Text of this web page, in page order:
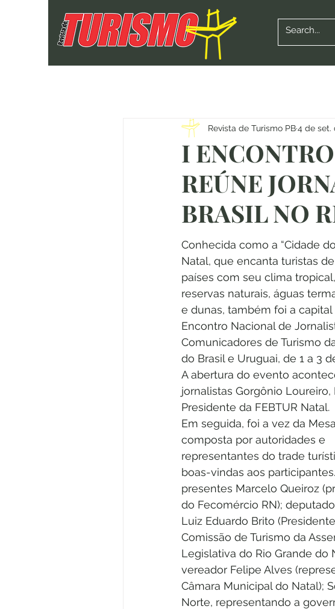
I
REÚNE
BRASIL NO
Revista de Turismo PB4 de set.
Conhecida como a “Cidade do
Natal, que encanta turistas
países com seu clima
reservas naturais, águas
e dunas, também foi a capital
Encontro Nacional de
Comunicadores de Turismo
do Brasil e Uruguai, de 1 a 3
A abertura do evento
jornalistas Gorgônio Loureiro,
Presidente da FEBTUR Natal.
Em seguida, foi a vez da
composta por autoridades e
representantes do trade
boas-vindas aos
presentes Marcelo Queiroz
do Fecomércio RN);
Luiz Eduardo Brito
Comissão de Turismo da
Legislativa do Rio Grande do
vereador Felipe Alves
Câmara Municipal do Natal);
Norte, representando a